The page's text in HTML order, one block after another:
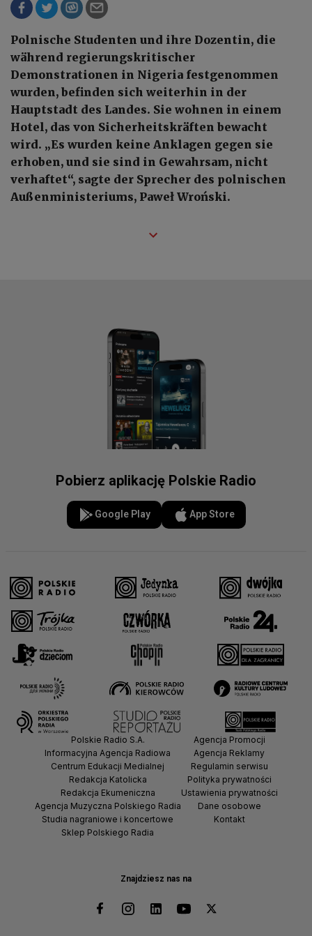
Polnische Studenten und ihre Dozentin, die
während regierungskritischer
Demonstrationen in Nigeria festgenommen
wurden, befinden sich weiterhin in der
Hauptstadt des Landes. Sie wohnen in einem
Hotel, das von Sicherheitskräften bewacht
wird. „Es wurden keine Anklagen gegen sie
erhoben, und sie sind in Gewahrsam, nicht
verhaftet“, sagte der Sprecher des polnischen
Außenministeriums, Paweł Wroński.
Pobierz aplikację Polskie Radio
Google Play App Store
Znajdziesz nas na
Polskie Radio S.A.
Informacyjna Agencja Radiowa
Centrum Edukacji Medialnej
Redakcja Katolicka
Redakcja Ekumeniczna
Agencja Muzyczna Polskiego Radia
Studia nagraniowe i koncertowe
Sklep Polskiego Radia
Agencja Promocji
Agencja Reklamy
Regulamin serwisu
Polityka prywatności
Ustawienia prywatności
Dane osobowe
Kontakt